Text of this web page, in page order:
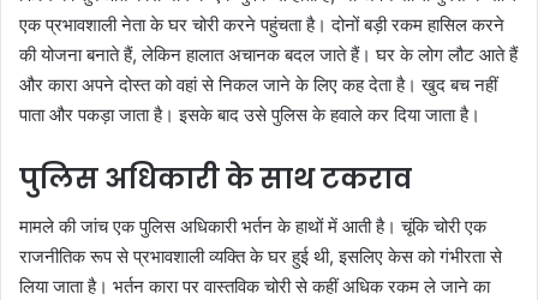
एक प्रभावशाली नेता के घर चोरी करने पहुंचता है। दोनों बड़ी रकम हासिल करने
की योजना बनाते हैं, लेकिन हालात अचानक बदल जाते हैं। घर के लोग लौट आते हैं
और कारा अपने दोस्त को वहां से निकल जाने के लिए कह देता है। खुद बच नहीं
पाता और पकड़ा जाता है। इसके बाद उसे पुलिस के हवाले कर दिया जाता है।
पुलिस अधिकारी के साथ टकराव
मामले की जांच एक पुलिस अधिकारी भर्तन के हाथों में आती है। चूंकि चोरी एक
राजनीतिक रूप से प्रभावशाली व्यक्ति के घर हुई थी, इसलिए केस को गंभीरता से
लिया जाता है। भर्तन कारा पर वास्तविक चोरी से कहीं अधिक रकम ले जाने का